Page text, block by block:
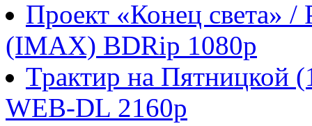
Проект «Конец света»
(IMAX) BDRip 1080p
Трактир на Пятницкой
WEB-DL 2160p